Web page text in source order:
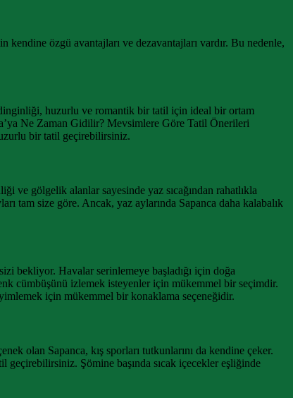
özgü avantajları ve dezavantajları vardır. Bu nedenle,
dinginliği, huzurlu ve romantik bir tatil için ideal bir ortam
Ne Zaman Gidilir? Mevsimlere Göre Tatil Önerileri
bir tatil geçirebilirsiniz.
ve gölgelik alanlar sayesinde yaz sıcağından rahatlıkla
tam size göre. Ancak, yaz aylarında Sapanca daha kalabalık
bekliyor. Havalar serinlemeye başladığı için doğa
cümbüşünü izlemek isteyenler için mükemmel bir seçimdir.
için mükemmel bir konaklama seçeneğidir.
olan Sapanca, kış sporları tutkunlarını da kendine çeker.
geçirebilirsiniz. Şömine başında sıcak içecekler eşliğinde